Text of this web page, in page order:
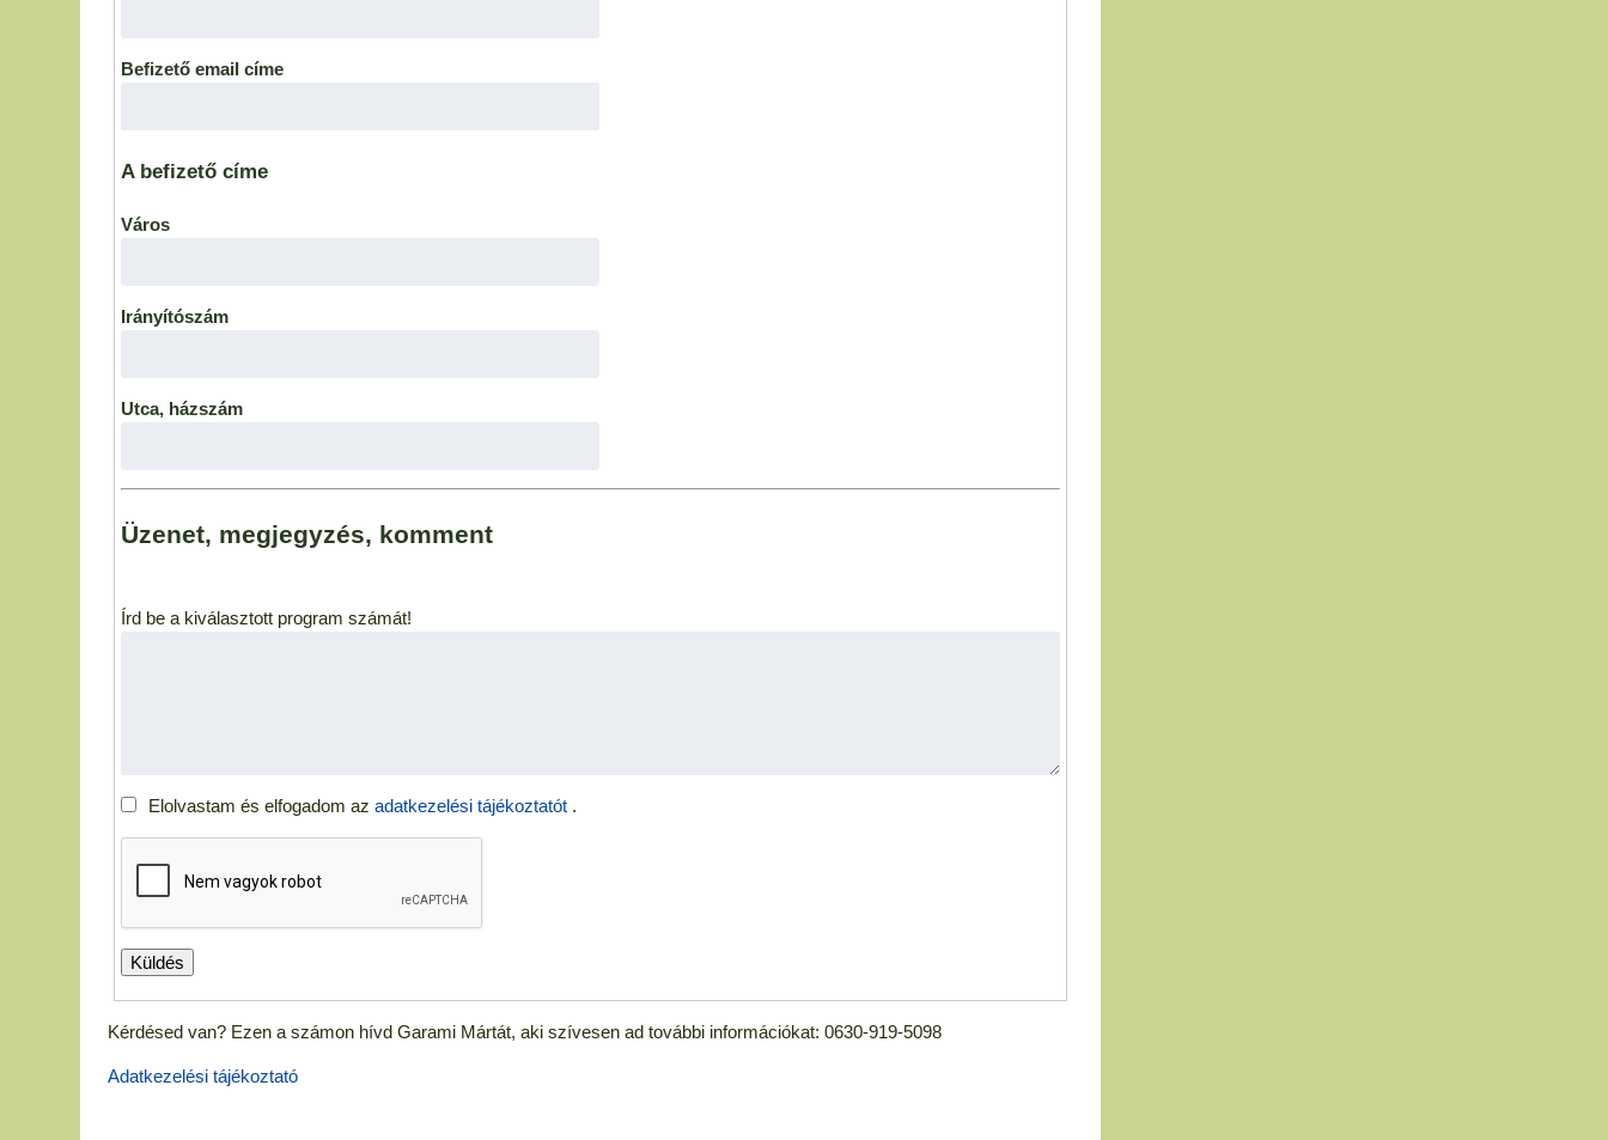
Befizető email címe
A befizető címe
Város
Irányítószám
Utca, házszám
Üzenet, megjegyzés, komment
Írd be a kiválasztott program számát!
Elolvastam és elfogadom az adatkezelési tájékoztatót .
Kérdésed van? Ezen a számon hívd Garami Mártát, aki szívesen ad további információkat: 0630-919-5098
Adatkezelési tájékoztató